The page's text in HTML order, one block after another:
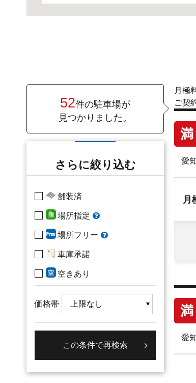
52件の駐車場が
見つかりました。
さらに絞り込む
舗装済
場所指定
場所フリー
車庫承諾
空きあり
価格帯
月極
ご契
満
愛
月
満
愛